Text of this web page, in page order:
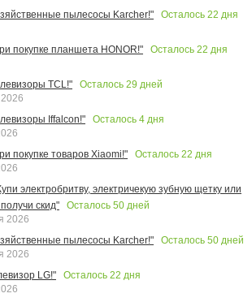
пылесосы Karcher!"
Осталось 22 дня
покупке планшета HONOR!"
Осталось 22 дня
TCL!"
Осталось 29 дней
Iffalcon!"
Осталось 4 дня
покупке товаров Xiaomi!"
Осталось 22 дня
электробритву, электричекую зубную щетку или
скид"
Осталось 50 дней
2026
пылесосы Karcher!"
Осталось 50 дней
2026
LG!"
Осталось 22 дня